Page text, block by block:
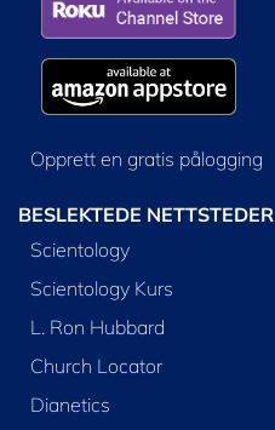
Opprett en gratis pålogging
BESLEKTEDE NETTSTEDER
Scientology
Scientology Kurs
L. Ron Hubbard
Church Locator
Dianetics